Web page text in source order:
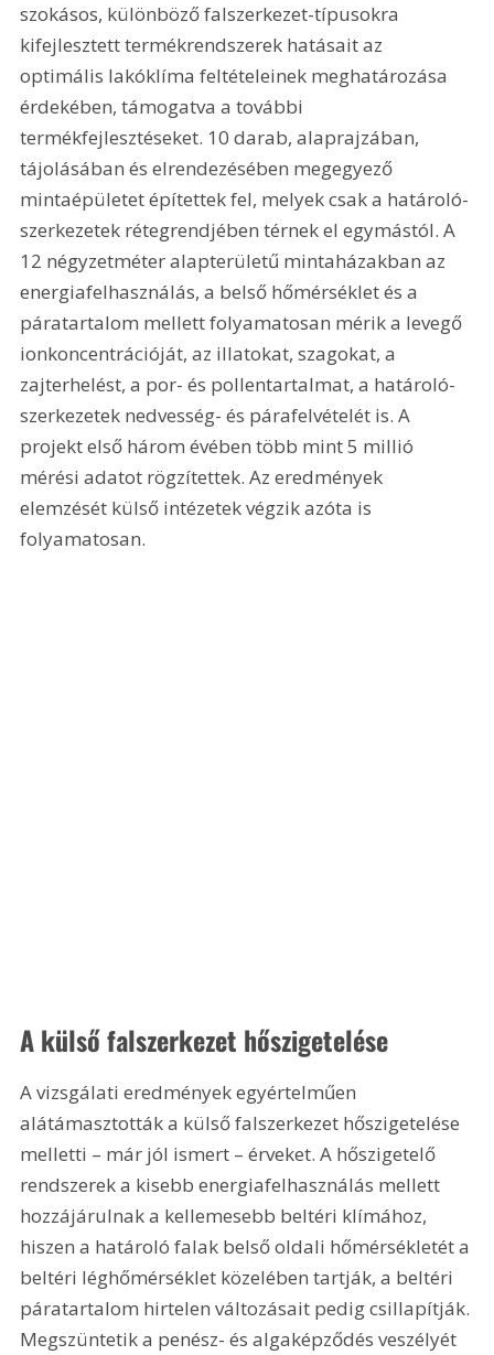
szokásos, különböző falszerkezet-típusokra
kifejlesztett termékrendszerek hatásait az
optimális lakóklíma feltételeinek meghatározása
érdekében, támogatva a további
termékfejlesztéseket. 10 darab, alaprajzában,
tájolásában és elrendezésében megegyező
mintaépületet építettek fel, melyek csak a határoló-
szerkezetek rétegrendjében térnek el egymástól. A
12 négyzetméter alapterületű mintaházakban az
energiafelhasználás, a belső hőmérséklet és a
páratartalom mellett folyamatosan mérik a levegő
ionkoncentrációját, az illatokat, szagokat, a
zajterhelést, a por- és pollentartalmat, a határoló-
szerkezetek nedvesség- és párafelvételét is. A
projekt első három évében több mint 5 millió
mérési adatot rögzítettek. Az eredmények
elemzését külső intézetek végzik azóta is
folyamatosan.
A külső falszerkezet hőszigetelése
A vizsgálati eredmények egyértelműen
alátámasztották a külső falszerkezet hőszigetelése
melletti – már jól ismert – érveket. A hőszigetelő
rendszerek a kisebb energiafelhasználás mellett
hozzájárulnak a kellemesebb beltéri klímához,
hiszen a határoló falak belső oldali hőmérsékletét a
beltéri léghőmérséklet közelében tartják, a beltéri
páratartalom hirtelen változásait pedig csillapítják.
Megszüntetik a penész- és algaképződés veszélyét